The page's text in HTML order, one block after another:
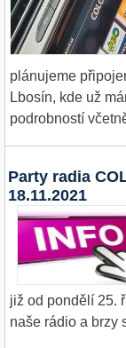
plánujeme
Lbosín, kde už
podrobností
Party radia
18.11.2021
již od pondělí 25.
naše rádio a brzy